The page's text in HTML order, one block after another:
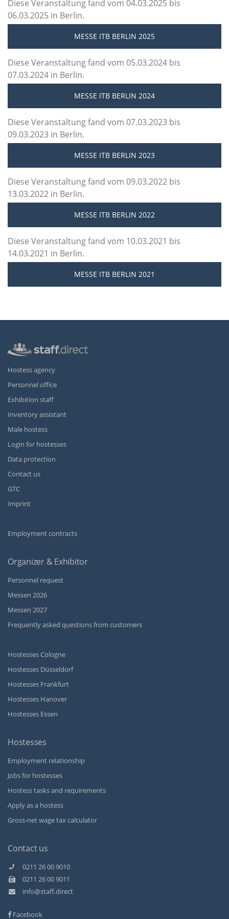
Diese Veranstaltung fand vom 04.03.2025 bis
06.03.2025 in Berlin.
MESSE ITB BERLIN 2025
Diese Veranstaltung fand vom 05.03.2024 bis
07.03.2024 in Berlin.
MESSE ITB BERLIN 2024
Diese Veranstaltung fand vom 07.03.2023 bis
09.03.2023 in Berlin.
MESSE ITB BERLIN 2023
Diese Veranstaltung fand vom 09.03.2022 bis
13.03.2022 in Berlin.
MESSE ITB BERLIN 2022
Diese Veranstaltung fand vom 10.03.2021 bis
14.03.2021 in Berlin.
MESSE ITB BERLIN 2021
Hostess agency
Personnel office
Exhibition staff
Inventory assistant
Male hostess
Login for hostesses
Data protection
Contact us
GTC
Imprint
Employment contracts
Organizer & Exhibitor
Personnel request
Messen 2026
Messen 2027
Frequently asked questions from customers
Hostesses Cologne
Hostesses Düsseldorf
Hostesses Frankfurt
Hostesses Hanover
Hostesses Essen
Hostesses
Employment relationship
Jobs for hostesses
Hostess tasks and requirements
Apply as a hostess
Gross-net wage tax calculator
Contact us
0211 26 00 9010
0211 26 00 9011
info@staff.direct
Facebook